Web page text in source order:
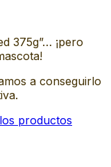
375g”… ¡pero
a conseguirlo
productos